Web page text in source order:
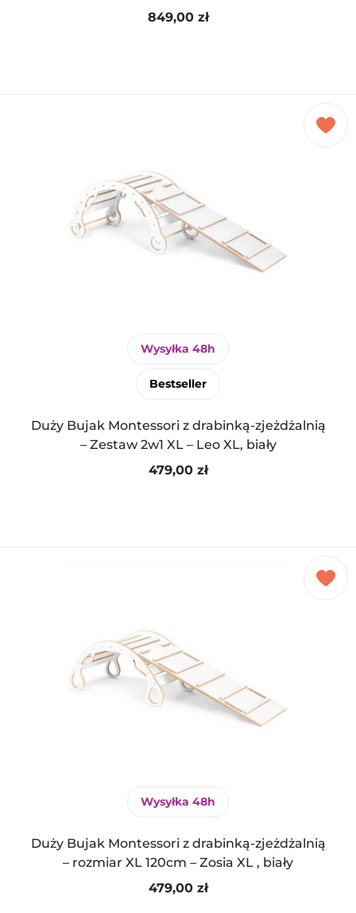
849,00 zł
Wysyłka 48h
Bestseller
Duży Bujak Montessori z drabinką-zjeżdżalnią
– Zestaw 2w1 XL – Leo XL, biały
479,00 zł
Wysyłka 48h
Duży Bujak Montessori z drabinką-zjeżdżalnią
– rozmiar XL 120cm – Zosia XL , biały
479,00 zł